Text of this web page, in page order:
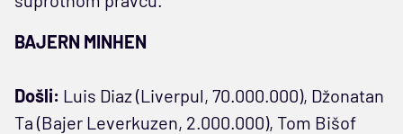
BAJERN MINHEN
Došli: Luis Diaz (Liverpul, 70.000.000), Džonatan
Ta (Bajer Leverkuzen, 2.000.000), Tom Bišof